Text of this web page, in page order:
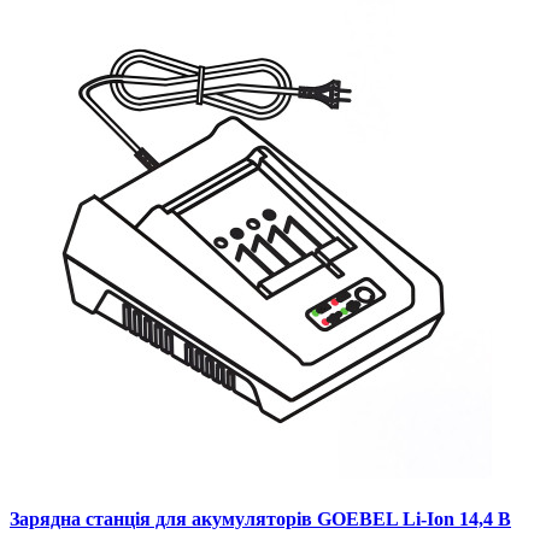
Зарядна станція для акумуляторів GOEBEL Li-Ion 14,4 В